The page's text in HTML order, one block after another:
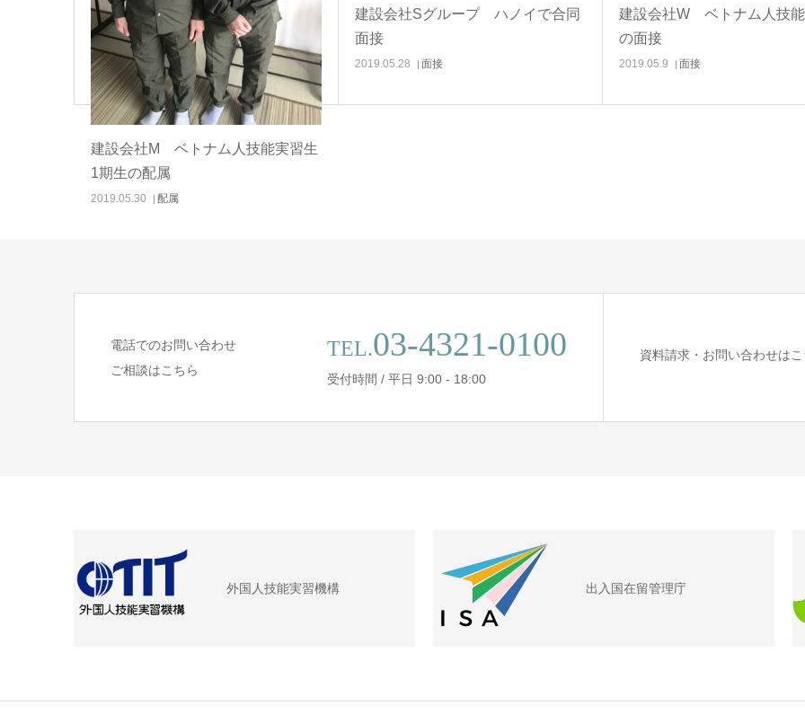
建設会社M ベトナム人技能実習生
1期生の配属
2019.05.30 配属
建設会社Sグループ ハノイで合同
面接
2019.05.28 面接
建設会社W ベトナム人技
の面接
2019.05.9 面接
電話でのお問い合わせ
ご相談はこちら
TEL.03-4321-0100
受付時間 / 平日 9:00 - 18:00
資料請求・お問い合わせは
外国人技能実習機構 出入国在留管理庁